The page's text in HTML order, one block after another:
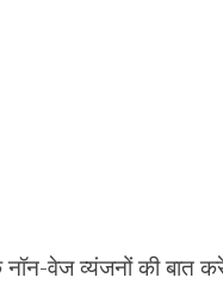
नॉन-वेज व्यंजनों की बात